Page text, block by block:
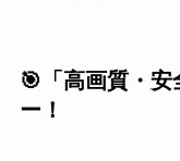
🎯「高画質・安
ー！